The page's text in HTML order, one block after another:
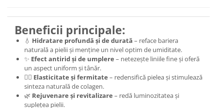
Beneficii principale:
💧 Hidratare profundă și de durată – reface bariera
naturală a pielii și menține un nivel optim de umiditate.
✨ Efect antirid și de umplere – netezește liniile fine și oferă
un aspect uniform și tânăr.
💆‍♀️ Elasticitate și fermitate – redensifică pielea și stimulează
sinteza naturală de colagen.
🌿 Rejuvenare și revitalizare – redă luminozitatea și
suplețea pielii.